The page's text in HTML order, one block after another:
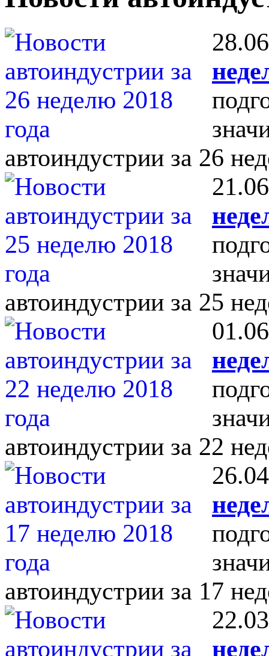
автоиндустрии за 26
автоиндустрии за 25
автоиндустрии за 22
автоиндустрии за 17